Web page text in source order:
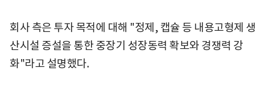
회사 측은 투자 목적에 대해 "정제, 캡슐 등 내용고형제 생
산시설 증설을 통한 중장기 성장동력 확보와 경쟁력 강
화"라고 설명했다.